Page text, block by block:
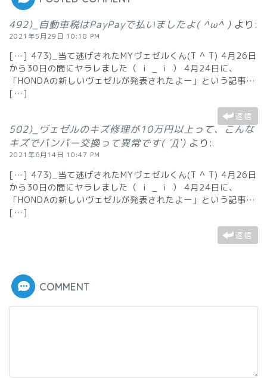
492)_自動車税はPayPayで払いましたよ( ^ω^ ) より:
2021年5月29日 10:18 PM
[…] 473)_当て逃げされたMYヴェゼルくん(T ^ T) 4月26日
から30日の間にヤラレました（ ｉ _ ｉ ） 4月24日に、
「HONDAの新しいヴェゼルが発表されたよー」という記事…
[…]
返信
502)_ヴェゼルのキズ修理が10万円以上って、こんな
キズでバンパー交換って異常です( ´Д`) より:
2021年6月14日 10:47 PM
[…] 473)_当て逃げされたMYヴェゼルくん(T ^ T) 4月26日
から30日の間にヤラレました（ ｉ _ ｉ ） 4月24日に、
「HONDAの新しいヴェゼルが発表されたよー」という記事…
[…]
返信
COMMENT